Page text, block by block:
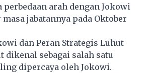
perbedaan arah dengan Jokowi
jabatannya pada Oktober
dan Peran Strategis Luhut
dikenal sebagai salah satu
dipercaya oleh Jokowi.